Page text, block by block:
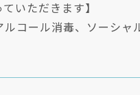
いただきます】
コール消毒、ソーシャ